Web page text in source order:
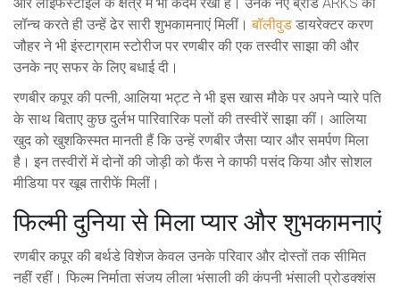
लॉन्च करते ही उन्हें ढेर सारी शुभकामनाएं मिलीं।बॉलीवुड डायरेक्टर करण
जौहर ने भी इंस्टाग्राम स्टोरीज पर रणबीर की एक तस्वीर साझा की और
उनके नए सफर के लिए बधाई दी।
रणबीर कपूर की पत्नी, आलिया भट्ट ने भी इस खास मौके पर अपने प्यारे पति
के साथ बिताए कुछ दुर्लभ पारिवारिक पलों की तस्वीरें साझा कीं। आलिया
खुद को खुशकिस्मत मानती हैं कि उन्हें रणबीर जैसा प्यार और समर्पण मिला
है। इन तस्वीरों में दोनों की जोड़ी को फैंस ने काफी पसंद किया और सोशल
मीडिया पर खूब तारीफें मिलीं।
फिल्मी दुनिया से मिला प्यार और शुभकामनाएं
रणबीर कपूर की बर्थडे विशेज केवल उनके परिवार और दोस्तों तक सीमित
नहीं रहीं। फिल्म निर्माता संजय लीला भंसाली की कंपनी भंसाली प्रोडक्शंस